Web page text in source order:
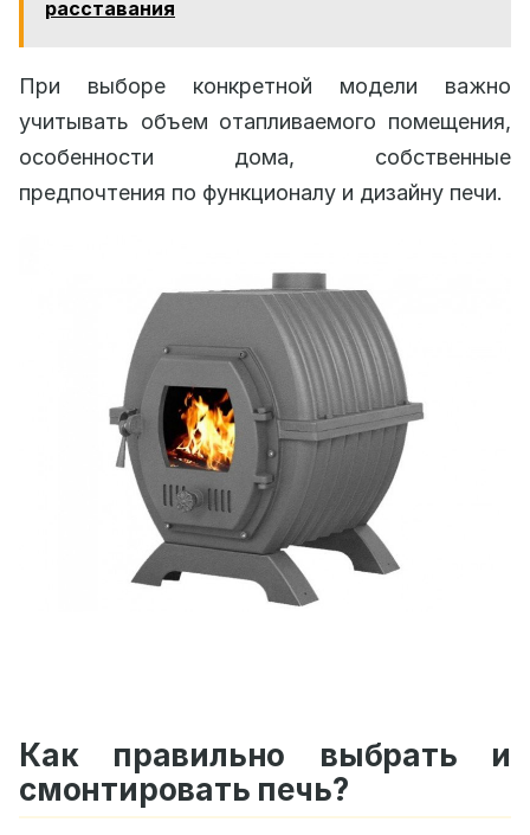
расставания
При выборе конкретной модели важно
учитывать объем отапливаемого помещения,
особенности дома, собственные
предпочтения по функционалу и дизайну печи.
Как правильно выбрать и
смонтировать печь?